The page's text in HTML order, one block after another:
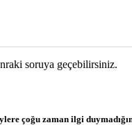
soruya geçebilirsiniz.
çoğu zaman ilgi